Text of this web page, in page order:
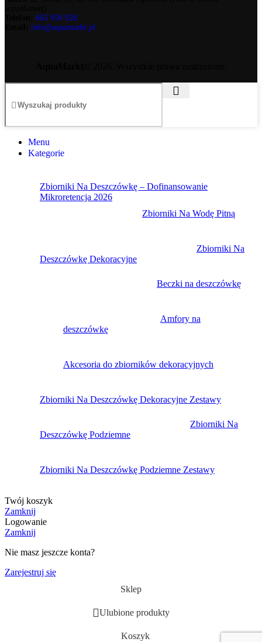
665 950 928
info@aquamarkt.pl
Menu
Kategorie
Zbiorniki Na Deszczówkę – Dofinansowanie
Mikroretencja 2026
Zbiorniki Na Wodę Pitną
Zbiorniki Na
Deszczówkę Dekoracyjne
Beczki na deszczówkę
Amfory na
deszczówkę
Akcesoria do zbiorników dekoracyjnych
Zbiorniki Na Deszczówkę Dekoracyjne Zestawy
Zbiorniki Na
Deszczówkę Podziemne
Zbiorniki Na Deszczówkę Podziemne Zestawy
Twój koszyk
Zamknij
Logowanie
Zamknij
Nie masz jeszcze konta?
Zarejestruj się
Sklep
Ulubione produkty
Koszyk